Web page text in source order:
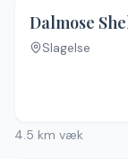
Dalmose
Slagelse
4.5 km væk